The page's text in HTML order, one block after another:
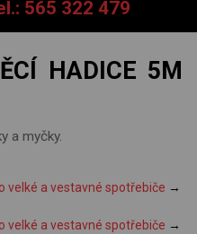
565 322 479
HADICE 5M
a myčky.
velké a vestavné spotřebiče →
velké a vestavné spotřebiče →